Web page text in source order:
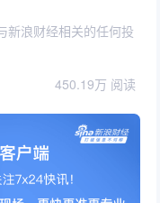
新浪财经相关的任何投
450.19万 阅读